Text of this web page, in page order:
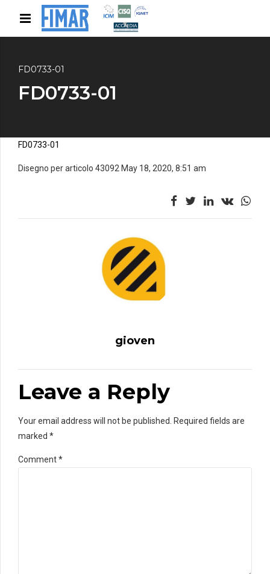
FD0733-01
FD0733-01
FD0733-01
Disegno per articolo 43092 May 18, 2020, 8:51 am
gioven
Leave a Reply
Your email address will not be published. Required fields are
marked *
Comment*